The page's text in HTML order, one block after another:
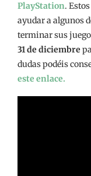
PlayStation.
ayudar a algunos
terminar sus
31 de diciembre
dudas podéis
este enlace.